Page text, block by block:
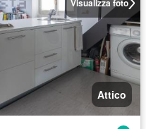
Visualizza foto
Attico